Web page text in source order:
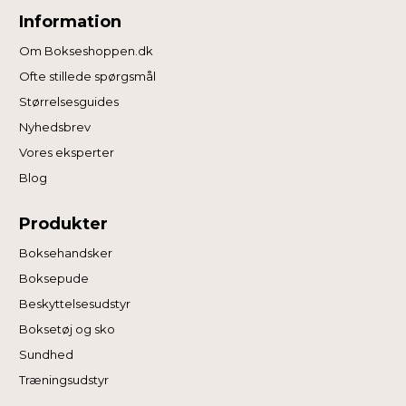
Information
Om Bokseshoppen.dk
Ofte stillede spørgsmål
Størrelsesguides
Nyhedsbrev
Vores eksperter
Blog
Produkter
Boksehandsker
Boksepude
Beskyttelsesudstyr
Boksetøj og sko
Sundhed
Træningsudstyr